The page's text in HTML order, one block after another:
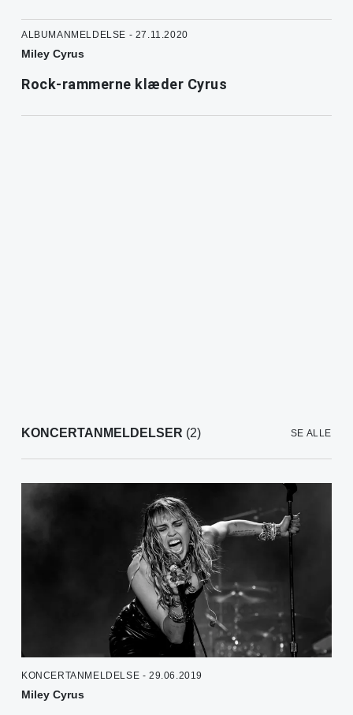
ALBUMANMELDELSE - 27.11.2020
Miley Cyrus
Rock-rammerne klæder Cyrus
KONCERTANMELDELSER (2) SE ALLE
KONCERTANMELDELSE - 29.06.2019
Miley Cyrus